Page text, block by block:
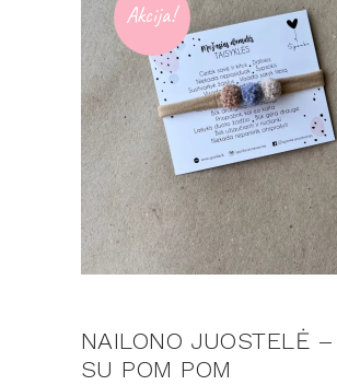
Akcija!
NAILONO JUOSTELĖ
SU POM POM